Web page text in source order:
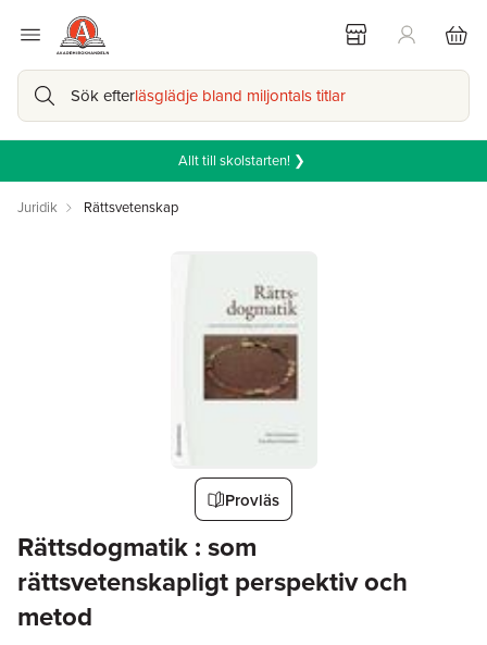
Sök efterläsglädje bland miljontals titlar
Allt till skolstarten! ❯
Juridik Rättsvetenskap
Provläs
Rättsdogmatik : som
rättsvetenskapligt perspektiv och
metod